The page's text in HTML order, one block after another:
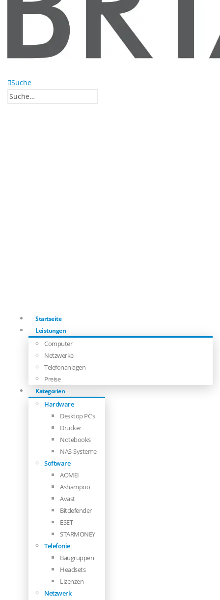
Suche
Startseite
Leistungen
Computer
Netzwerke
Telefonanlagen
Preise
Kategorien
Hardware
Desktop PC’s
Drucker
Notebooks
NAS-Systeme
Software
AOMEI
Ashampoo
Avast
Bitdefender
ESET
STARMONEY
Telefonie
Baugruppen
Headsets
Lizenzen
Netzwerk